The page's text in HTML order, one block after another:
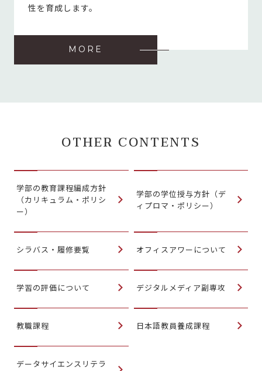
性を育成します。
MORE
OTHER CONTENTS
学部の教育課程編成方針
（カリキュラム・ポリシ
ー）
学部の学位授与方針（デ
ィプロマ・ポリシー）
シラバス・履修要覧 オフィスアワーについて
学習の評価について デジタルメディア副専攻
教職課程 日本語教員養成課程
データサイエンスリテラ